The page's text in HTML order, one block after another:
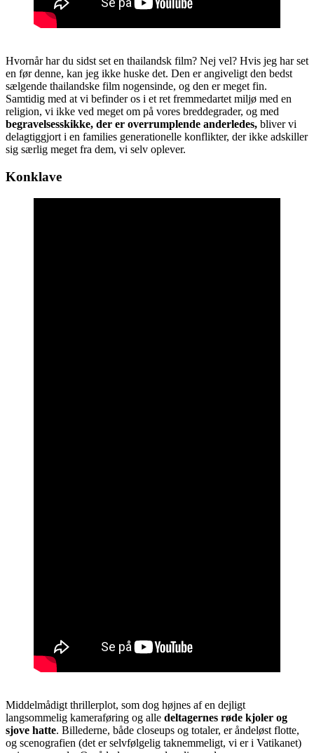
Hvornår har du sidst set en thailandsk film? Nej vel? Hvis jeg har set
en før denne, kan jeg ikke huske det. Den er angiveligt den bedst
sælgende thailandske film nogensinde, og den er meget fin.
Samtidig med at vi befinder os i et ret fremmedartet miljø med en
religion, vi ikke ved meget om på vores breddegrader, og med
begravelsesskikke, der er overrumplende anderledes, bliver vi
delagtiggjort i en families generationelle konflikter, der ikke adskiller
sig særlig meget fra dem, vi selv oplever.
Konklave
Middelmådigt thrillerplot, som dog højnes af en dejligt
langsommelig kameraføring og alle deltagernes røde kjoler og
sjove hatte. Billederne, både closeups og totaler, er åndeløst flotte,
og scenografien (det er selvfølgelig taknemmeligt, vi er i Vatikanet)